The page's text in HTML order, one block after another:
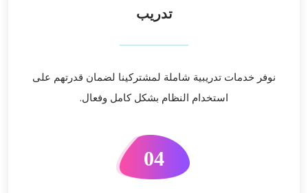
تدريب
نوفر خدمات تدريبية شاملة لمشتركينا لضمان قدرتهم على
استخدام النظام بشكل كامل وفعال.
04